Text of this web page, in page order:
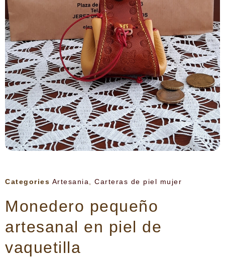
Categories Artesania Carteras de piel mujer
Monedero pequeño
artesanal en piel de
vaquetilla